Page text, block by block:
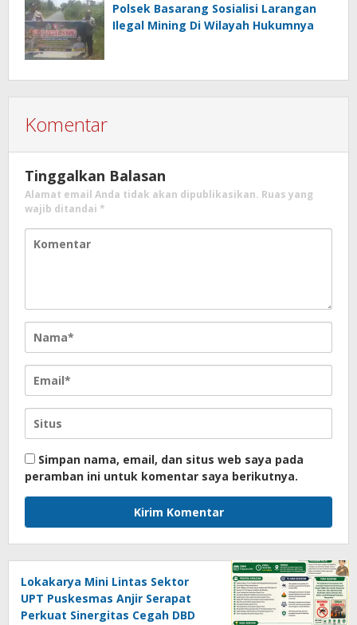
Polsek Basarang Sosialisi Larangan
Ilegal Mining Di Wilayah Hukumnya
Komentar
Tinggalkan Balasan
Alamat email Anda tidak akan dipublikasikan. Ruas yang
wajib ditandai *
Simpan nama, email, dan situs web saya pada
peramban ini untuk komentar saya berikutnya.
Lokakarya Mini Lintas Sektor
UPT Puskesmas Anjir Serapat
Perkuat Sinergitas Cegah DBD